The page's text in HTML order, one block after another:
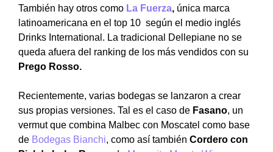
También hay otros como La Fuerza, única marca
latinoamericana en el top 10 según el medio inglés
Drinks International. La tradicional Dellepiane no se
queda afuera del ranking de los más vendidos con su
Prego Rosso.
Recientemente, varias bodegas se lanzaron a crear
sus propias versiones. Tal es el caso de Fasano, un
vermut que combina Malbec con Moscatel como base
de Bodegas Bianchi, como así también Cordero con